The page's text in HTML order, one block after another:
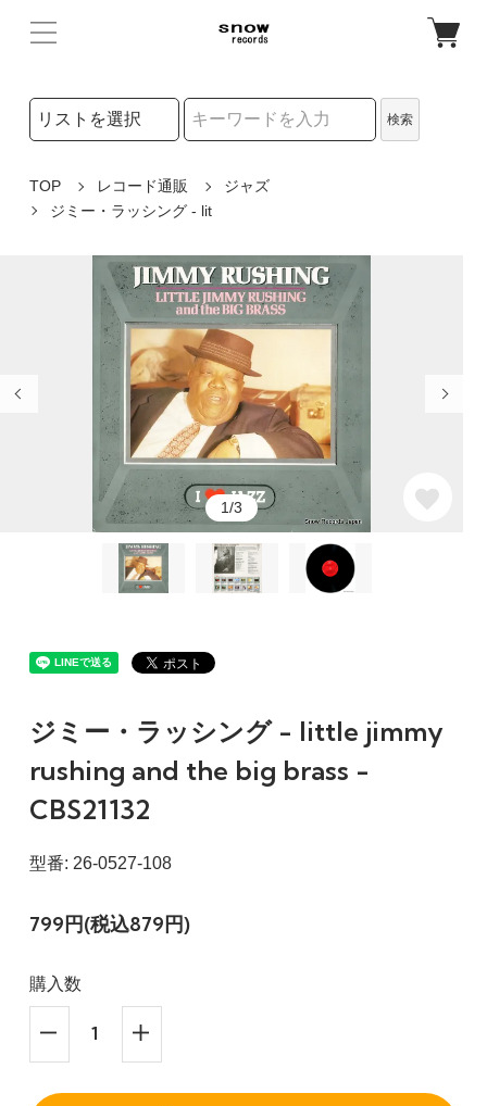
検索リストの選択
検索
TOP レコード通販
ジャズ
ジミー・ラッシング - lit
1/3
ジミー・ラッシング - little jimmy
rushing and the big brass -
CBS21132
型番: 26-0527-108
799円(税込879円)
購入数